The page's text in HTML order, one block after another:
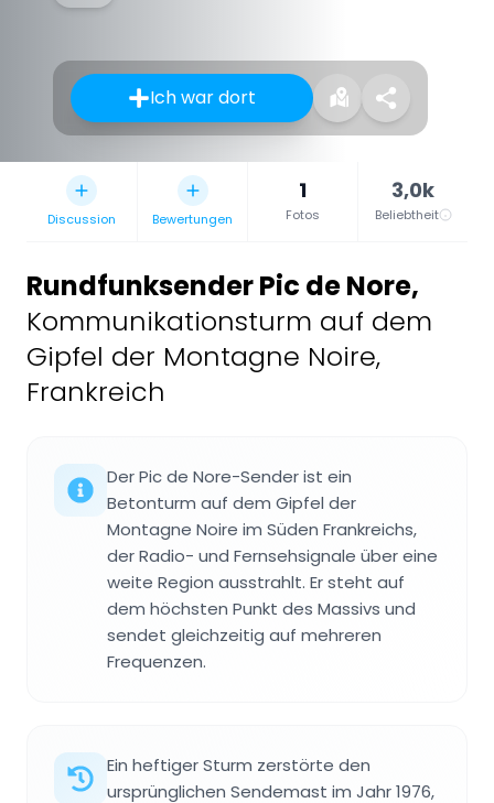
Ich war dort
Discussion Bewertungen
1
Fotos
3,0k
Beliebtheit
Rundfunksender Pic de Nore,
Kommunikationsturm auf dem
Gipfel der Montagne Noire,
Frankreich
Der Pic de Nore-Sender ist ein
Betonturm auf dem Gipfel der
Montagne Noire im Süden Frankreichs,
der Radio- und Fernsehsignale über eine
weite Region ausstrahlt. Er steht auf
dem höchsten Punkt des Massivs und
sendet gleichzeitig auf mehreren
Frequenzen.
Ein heftiger Sturm zerstörte den
ursprünglichen Sendemast im Jahr 1976,